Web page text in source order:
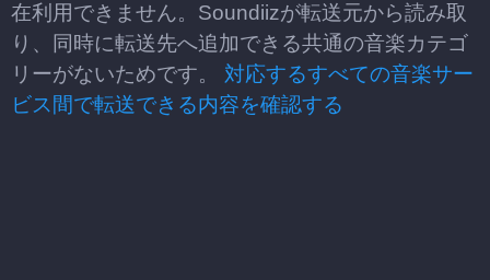
在利用できません。Soundiizが転送元から読み取
り、同時に転送先へ追加できる共通の音楽カテゴ
リーがないためです。 対応するすべての音楽サー
ビス間で転送できる内容を確認する